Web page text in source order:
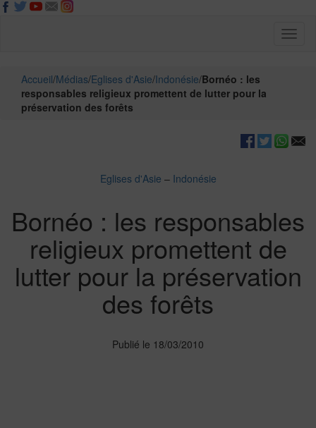
Accueil/Médias/Eglises d'Asie/Indonésie/Bornéo : les
responsables religieux promettent de lutter pour la
préservation des forêts
Eglises d'Asie – Indonésie
Bornéo : les responsables
religieux promettent de
lutter pour la préservation
des forêts
Publié le 18/03/2010